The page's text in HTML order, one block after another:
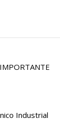
Industrial